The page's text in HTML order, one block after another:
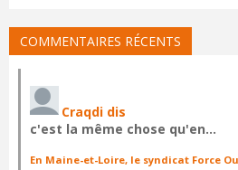
COMMENTAIRES RÉCENTS
Craqdi dis
c'est la même chose qu'en…
En Maine-et-Loire, le syndicat Force